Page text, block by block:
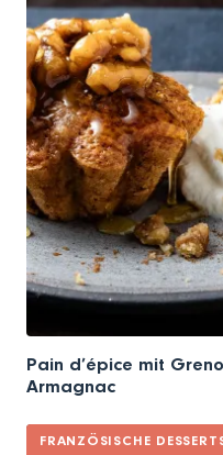
Pain d’épice mit
Armagnac
FRANZÖSISCHE